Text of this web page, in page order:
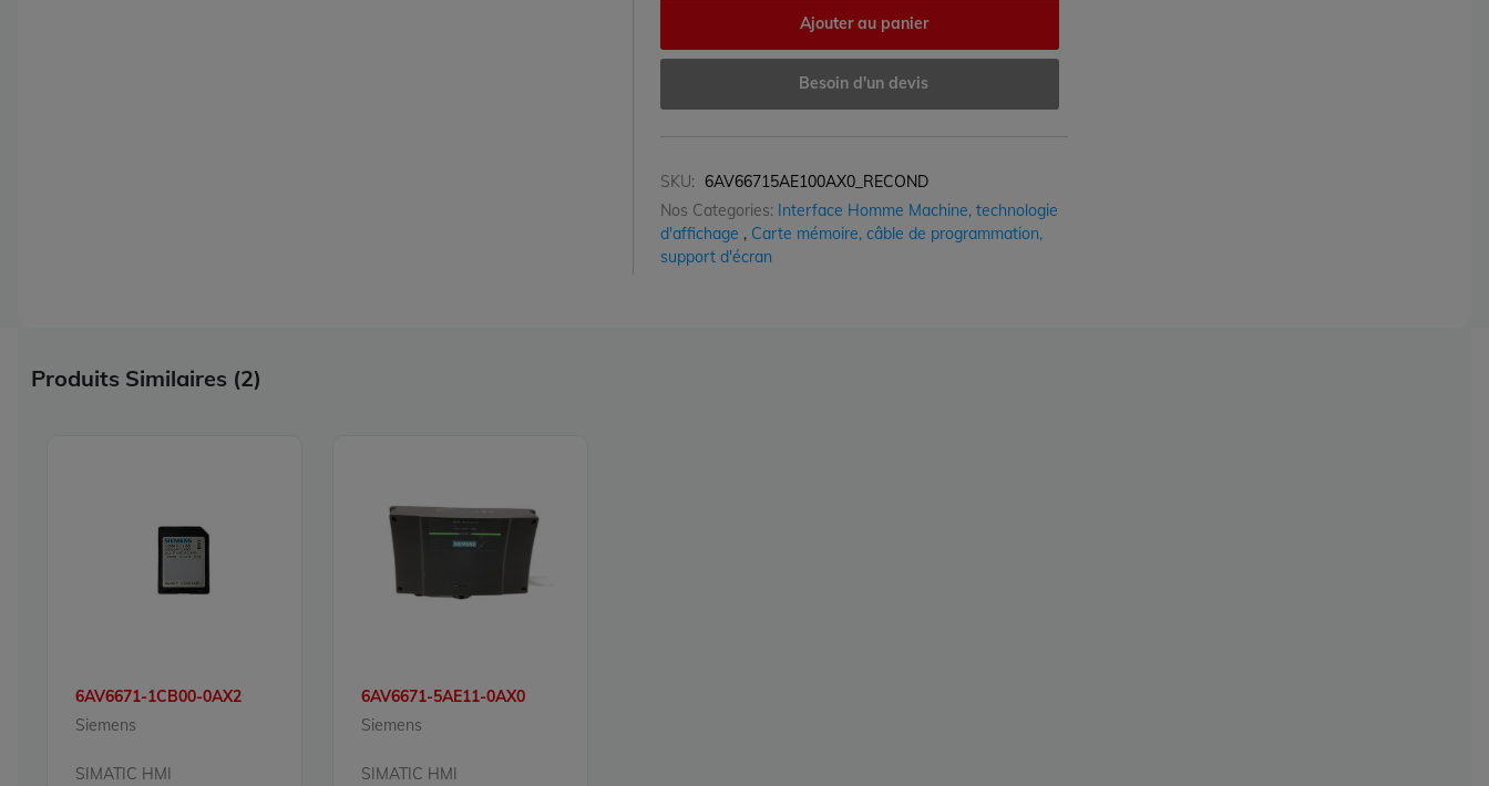
Ajouter au panier
Besoin d'un devis
SKU: 6AV66715AE100AX0_RECOND
Nos Categories: Interface Homme Machine, technologie
d'affichage , Carte mémoire, câble de programmation,
support d'écran
Produits Similaires (2)
6AV6671-1CB00-0AX2
Siemens
SIMATIC HMI
6AV6671-5AE11-0AX0
Siemens
SIMATIC HMI